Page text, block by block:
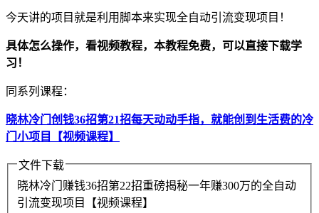
今天讲的项目就是利用脚本来实现全自动引流变现项目！
具体怎么操作，看视频教程，本教程免费，可以直接下载学
习！
同系列课程：
晓林冷门创钱36招第21招每天动动手指，就能创到生活费的冷
门小项目【视频课程】
文件下载
晓林冷门赚钱36招第22招重磅揭秘一年赚300万的全自动
引流变现项目【视频课程】